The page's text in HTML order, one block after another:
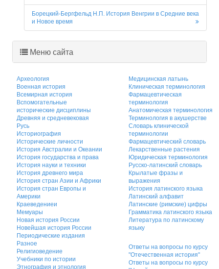
Борецкий-Бергфельд Н.П. История Венгрии в Средние века
и Новое время
Меню сайта
Археология
Военная история
Всемирная история
Вспомогательные
исторические дисциплины
Древняя и средневековая
Русь
Историография
Исторические личности
История Австралии и Океании
История государства и права
История науки и техники
История древнего мира
История стран Азии и Африки
История стран Европы и
Америки
Краеведениеи
Мемуары
Новая история России
Новейшая история России
Периодические издания
Разное
Религиоведение
Учебники по истории
Этнография и этнология
Медицинская латынь
Клиническая терминология
Фармацевтическая
терминология
Анатомическая терминология
Терминология в акушерстве
Словарь клинической
терминологии
Фармацевтический словарь
Лекарственные растения
Юридическая терминология
Русско-латинский словарь
Крылатые фразы и
выражения
История латинского языка
Латинский алфавит
Латинские (римские) цифры
Грамматика латинского языка
Литература по латинскому
языку
Ответы на вопросы по курсу
"Отечественная история"
Ответы на вопросы по курсу